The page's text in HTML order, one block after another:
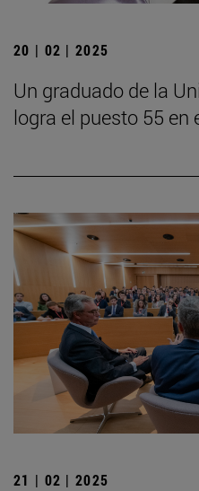
20 | 02 | 2025
Un graduado de la
logra el puesto 55 en
21 | 02 | 2025